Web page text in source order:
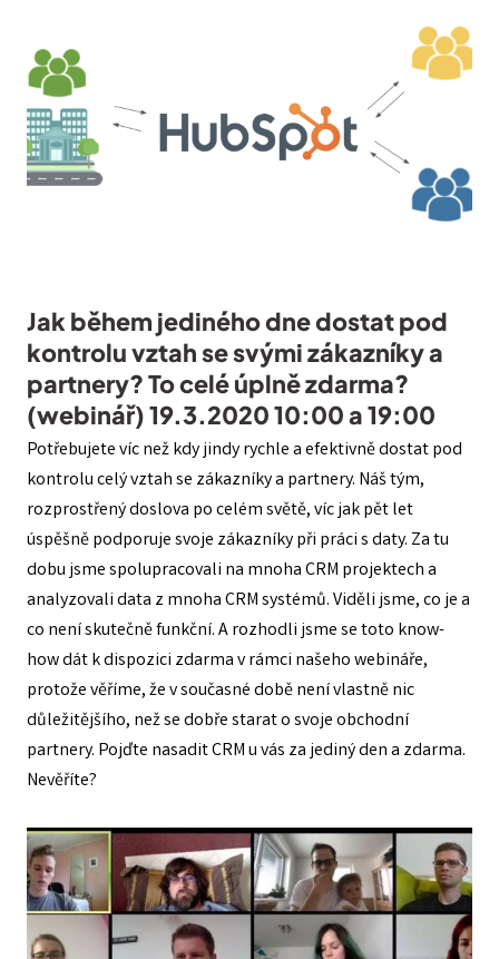
Jak během jediného dne dostat pod
kontrolu vztah se svými zákazníky a
partnery? To celé úplně zdarma?
(webinář) 19.3.2020 10:00 a 19:00
Potřebujete víc než kdy jindy rychle a efektivně dostat pod
kontrolu celý vztah se zákazníky a partnery. Náš tým,
rozprostřený doslova po celém světě, víc jak pět let
úspěšně podporuje svoje zákazníky při práci s daty. Za tu
dobu jsme spolupracovali na mnoha CRM projektech a
analyzovali data z mnoha CRM systémů. Viděli jsme, co je a
co není skutečně funkční. A rozhodli jsme se toto know-
how dát k dispozici zdarma v rámci našeho webináře,
protože věříme, že v současné době není vlastně nic
důležitějšího, než se dobře starat o svoje obchodní
partnery. Pojďte nasadit CRM u vás za jediný den a zdarma.
Nevěříte?